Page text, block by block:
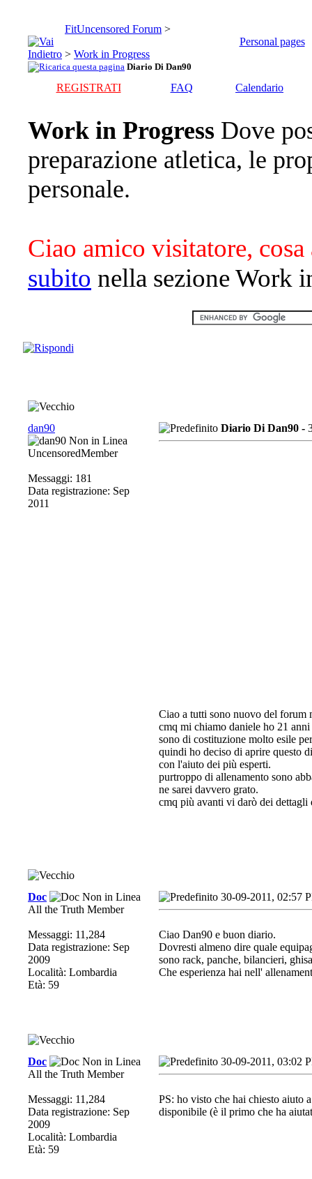
FitUncensored Forum >
Personal pages
> Work in Progress
Diario Di Dan90
REGISTRATI FAQ Calendario
Work in Progress Dove
preparazione atletica, le
personale.
Ciao amico visitatore, cosa
subito nella sezione Work
dan90
UncensoredMember
Messaggi: 181
Data registrazione: Sep
2011
Diario Di Dan90 -
Ciao a tutti sono nuovo del forum
cmq mi chiamo daniele ho 21
sono di costituzione molto esile
quindi ho deciso di aprire questo
con l'aiuto dei più esperti.
purtroppo di allenamento sono
ne sarei davvero grato.
cmq più avanti vi darò dei dettagli
Doc
All the Truth Member
Messaggi: 11,284
Data registrazione: Sep
2009
Località: Lombardia
Età: 59
30-09-2011, 02:57
Ciao Dan90 e buon diario.
Dovresti almeno dire quale
sono rack, panche, bilancieri,
Che esperienza hai nell'
Doc
All the Truth Member
Messaggi: 11,284
Data registrazione: Sep
2009
Località: Lombardia
Età: 59
30-09-2011, 03:02
PS: ho visto che hai chiesto aiuto
disponibile (è il primo che ha